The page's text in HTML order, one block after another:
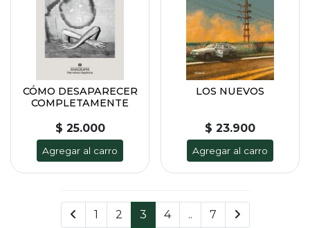
CÓMO DESAPARECER
COMPLETAMENTE
$ 25.000
Agregar al carro
LOS NUEVOS
$ 23.900
Agregar al carro
1 2 3 4 .. 7